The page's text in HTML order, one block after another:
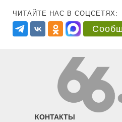
ЧИТАЙТЕ НАС В СОЦСЕТЯХ:
КОНТАКТЫ